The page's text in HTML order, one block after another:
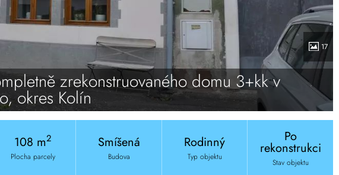
17
zrekonstruovaného domu 3+kk v
okres Kolín
108 m2
Plocha parcely
Smíšená
Budova
Rodinný
Typ objektu
Po
rekonstrukci
Stav objektu